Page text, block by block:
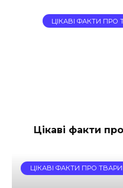
ЦІКАВІ ФАКТИ ПРО
Цікаві факти
ЦІКАВІ ФАКТИ ПРО